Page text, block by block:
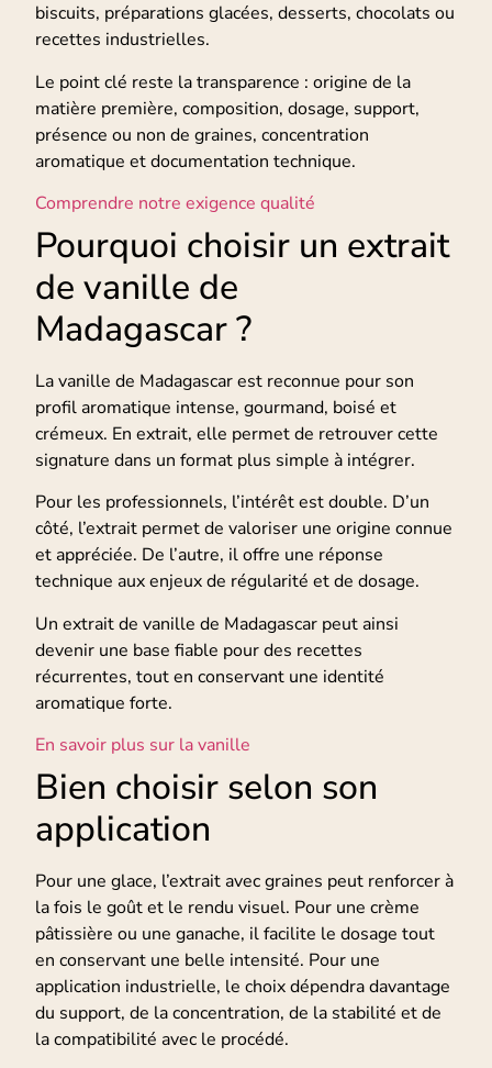
biscuits, préparations glacées, desserts, chocolats ou
recettes industrielles.
Le point clé reste la transparence : origine de la
matière première, composition, dosage, support,
présence ou non de graines, concentration
aromatique et documentation technique.
Comprendre notre exigence qualité
Pourquoi choisir un extrait
de vanille de
Madagascar ?
La vanille de Madagascar est reconnue pour son
profil aromatique intense, gourmand, boisé et
crémeux. En extrait, elle permet de retrouver cette
signature dans un format plus simple à intégrer.
Pour les professionnels, l’intérêt est double. D’un
côté, l’extrait permet de valoriser une origine connue
et appréciée. De l’autre, il offre une réponse
technique aux enjeux de régularité et de dosage.
Un extrait de vanille de Madagascar peut ainsi
devenir une base fiable pour des recettes
récurrentes, tout en conservant une identité
aromatique forte.
En savoir plus sur la vanille
Bien choisir selon son
application
Pour une glace, l’extrait avec graines peut renforcer à
la fois le goût et le rendu visuel. Pour une crème
pâtissière ou une ganache, il facilite le dosage tout
en conservant une belle intensité. Pour une
application industrielle, le choix dépendra davantage
du support, de la concentration, de la stabilité et de
la compatibilité avec le procédé.